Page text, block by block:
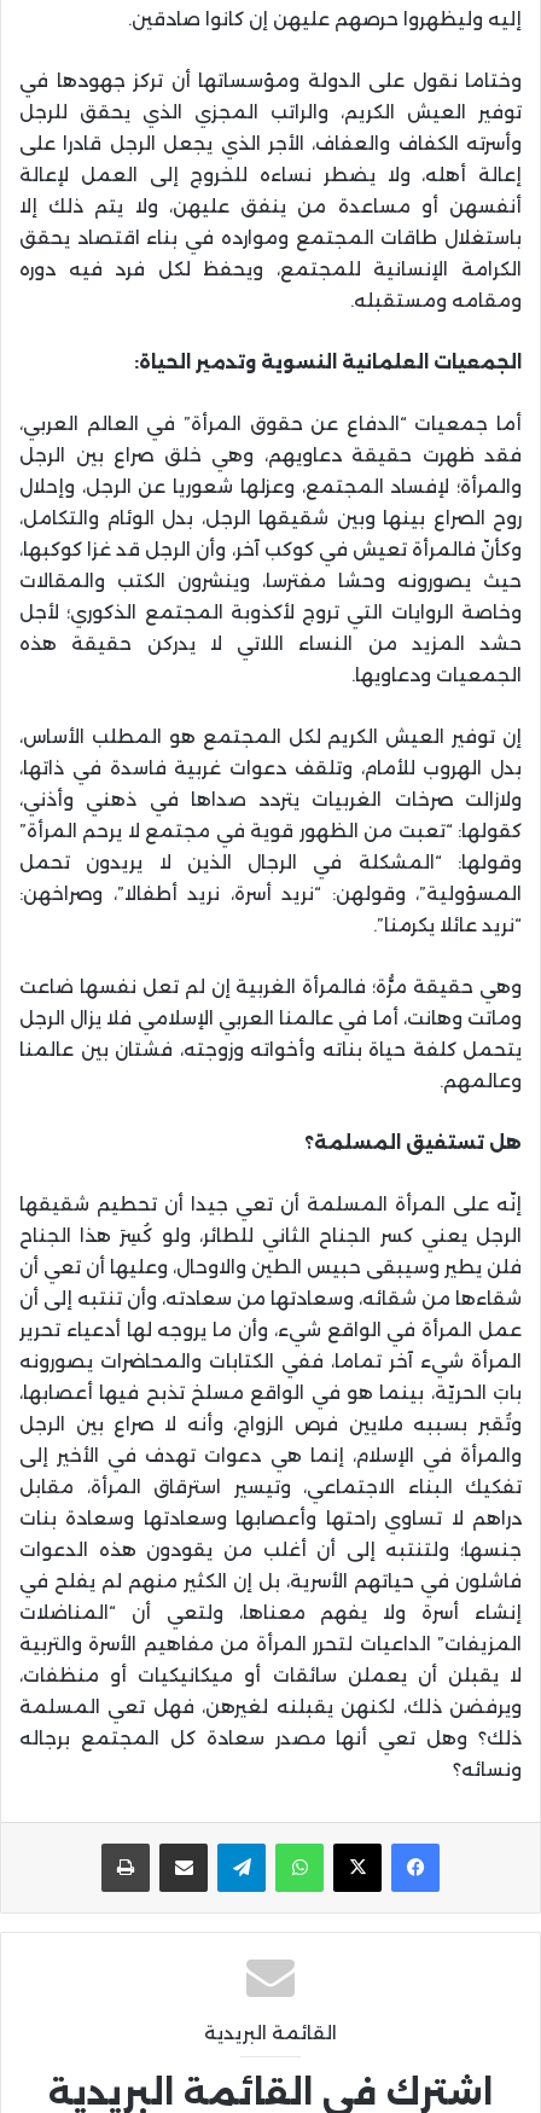
إليه وليظهروا حرصهم عليهن إن كانوا صادقين.
وختاما نقول على الدولة ومؤسساتها أن تركز جهودها في
توفير العيش الكريم، والراتب المجزي الذي يحقق للرجل
وأسرته الكفاف والعفاف، الأجر الذي يجعل الرجل قادرا على
إعالة أهله، ولا يضطر نساءه للخروج إلى العمل لإعالة
أنفسهن أو مساعدة من ينفق عليهن، ولا يتم ذلك إلا
باستغلال طاقات المجتمع وموارده في بناء اقتصاد يحقق
الكرامة الإنسانية للمجتمع، ويحفظ لكل فرد فيه دوره
ومقامه ومستقبله.
الجمعيات العلمانية النسوية وتدمير الحياة:
أما جمعيات “الدفاع عن حقوق المرأة” في العالم العربي،
فقد ظهرت حقيقة دعاويهم، وهي خلق صراع بين الرجل
والمرأة؛ لإفساد المجتمع، وعزلها شعوريا عن الرجل، وإحلال
روح الصراع بينها وبين شقيقها الرجل، بدل الوئام والتكامل،
وكأنّ فالمرأة تعيش في كوكب آخر، وأن الرجل قد غزا كوكبها،
حيث يصورونه وحشا مفترسا، وينشرون الكتب والمقالات
وخاصة الروايات التي تروج لأكذوبة المجتمع الذكوري؛ لأجل
حشد المزيد من النساء اللاتي لا يدركن حقيقة هذه
الجمعيات ودعاويها.
إن توفير العيش الكريم لكل المجتمع هو المطلب الأساس،
بدل الهروب للأمام، وتلقف دعوات غربية فاسدة في ذاتها،
ولازالت صرخات الغربيات يتردد صداها في ذهني وأذني،
كقولها: “تعبت من الظهور قوية في مجتمع لا يرحم المرأة”
وقولها: “المشكلة في الرجال الذين لا يريدون تحمل
المسؤولية”، وقولهن: “نريد أسرة، نريد أطفالا”، وصراخهن:
“نريد عائلا يكرمنا”.
وهي حقيقة مرُّة؛ فالمرأة الغربية إن لم تعل نفسها ضاعت
وماتت وهانت، أما في عالمنا العربي الإسلامي فلا يزال الرجل
يتحمل كلفة حياة بناته وأخواته وزوجته، فشتان بين عالمنا
وعالمهم.
هل تستفيق المسلمة؟
إنّه على المرأة المسلمة أن تعي جيدا أن تحطيم شقيقها
الرجل يعني كسر الجناح الثاني للطائر، ولو كُسِرَ هذا الجناح
فلن يطير وسيبقى حبيس الطين والاوحال، وعليها أن تعي أن
شقاءها من شقائه، وسعادتها من سعادته، وأن تنتبه إلى أن
عمل المرأة في الواقع شيء، وأن ما يروجه لها أدعياء تحرير
المرأة شيء آخر تماما، ففي الكتابات والمحاضرات يصورونه
بابَ الحريّة، بينما هو في الواقع مسلخ تذبح فيها أعصابها،
وتُقبر بسببه ملايين فرص الزواج، وأنه لا صراع بين الرجل
والمرأة في الإسلام، إنما هي دعوات تهدف في الأخير إلى
تفكيك البناء الاجتماعي، وتيسير استرقاق المرأة، مقابل
دراهم لا تساوي راحتها وأعصابها وسعادتها وسعادة بنات
جنسها؛ ولتنتبه إلى أن أغلب من يقودون هذه الدعوات
فاشلون في حياتهم الأسرية، بل إن الكثير منهم لم يفلح في
إنشاء أسرة ولا يفهم معناها، ولتعي أن “المناضلات
المزيفات” الداعيات لتحرر المرأة من مفاهيم الأسرة والتربية
لا يقبلن أن يعملن سائقات أو ميكانيكيات أو منظفات،
ويرفضن ذلك، لكنهن يقبلنه لغيرهن، فهل تعي المسلمة
ذلك؟ وهل تعي أنها مصدر سعادة كل المجتمع برجاله
ونسائه؟
واتساب تيلقرام مشاركة عبر البريد
القائمة البريدية
اشترك في القائمة البريدية